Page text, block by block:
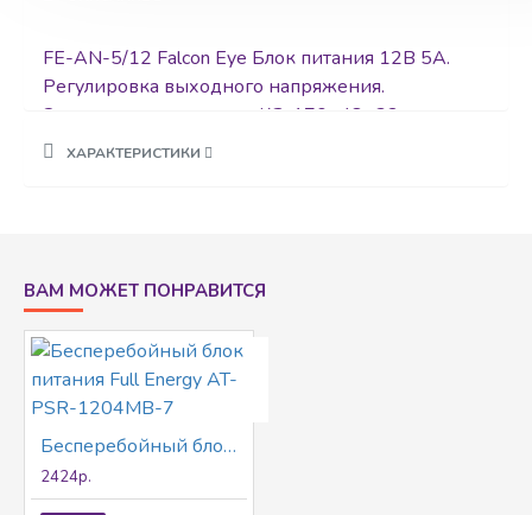
FE-AN-5/12 Falcon Eye Блок питания 12В 5А.
Регулировка выходного напряжения.
Электронная защита от КЗ. 170×48×32 мм
ХАРАКТЕРИСТИКИ
ВАМ МОЖЕТ ПОНРАВИТСЯ
Бесперебойный блок питания Full Energy AT-PSR-1204MB-7
2424р.